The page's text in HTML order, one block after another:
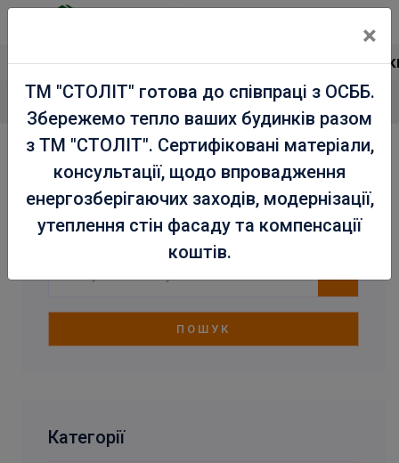
Сертифікована
×
ТМ "СТОЛІТ" готова до співпраці з ОСББ.
Збережемо тепло ваших будинків разом
з ТМ "СТОЛІТ". Сертифіковані матеріали,
консультації, щодо впровадження
енергозберігаючих заходів, модернізації,
утеплення стін фасаду та компенсації
коштів.
Головна / Магазин / Декоративні штукатурки
Декоративні штукатурки
ПОШУК
Категорії